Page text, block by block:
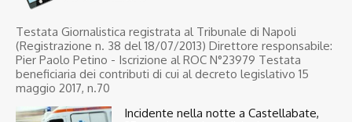
Testata Giornalistica registrata al Tribunale di Napoli
(Registrazione n. 38 del 18/07/2013) Direttore responsabile:
Pier Paolo Petino - Iscrizione al ROC N°23979 Testata
beneficiaria dei contributi di cui al decreto legislativo 15
maggio 2017, n.70
Incidente nella notte a Castellabate,